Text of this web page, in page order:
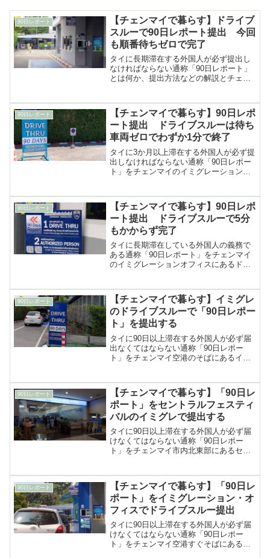
90日レポート
【チェンマイで暮らす】ドライブ
スルーで90日レポート提出 今回
も順番待ちゼロで完了
タイに長期滞在する外国人が必ず提出し
なければならない通称「90日レポート」
とは何か、提出方法などの解説とチェン
談（2025年6月）
90日レポート
【チェンマイで暮らす】90日レポ
ート提出 ドライブスルーは待ち
車両ゼロでわずか1分で終了
タイに3か月以上滞在する外国人が必ず提
出しなければならない通称「90日レポー
ト」をチェンマイのイミグレーションオ
90日レポート
【チェンマイで暮らす】90日レポ
ート提出 ドライブスルーで5分
もかからず完了
タイに長期滞在している外国人の義務で
ある通称「90日レポート」をチェンマイ
のイミグレーションオフィスにあるドラ
90日レポート
【チェンマイで暮らす】イミグレ
のドライブスルーで「90日レポー
ト」を提出する
タイに90日以上滞在する外国人が必ず届
出なくてはならない通称「90日レポー
ト」をチェンマイ空港のそばにあるイミ
その方法
90日レポート
【チェンマイで暮らす】「90日レ
ポート」をセントラルフェスティ
バルのイミグレで提出する
タイに90日以上滞在する外国人が必ず届
けなくてはならない通称「90日レポー
ト」をチェンマイ市内北東部にあるセン
90日レポート
【チェンマイで暮らす】「90日レ
ポート」をイミグレーション・オ
フィスでドライブスルー提出
タイに90日以上滞在する外国人が必ず届
けなくてはならない通称「90日レポー
ト」をチェンマイ空港すぐそばにあるイ